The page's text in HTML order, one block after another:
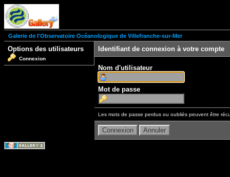
Galerie de l'Observatoire Océanologique de Villefranche-sur-Mer
Options des utilisateurs
Connexion
Identifiant de connexion à votre compte
Nom d'utilisateur
Mot de passe
Les mots de passe perdus ou oubliés peuvent être